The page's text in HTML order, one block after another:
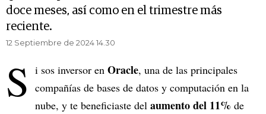
doce meses, así como en el trimestre más
reciente.
12 Septiembre de 2024 14.30
S i sos inversor en Oracle, una de las principales
compañías de bases de datos y computación en la
nube, y te beneficiaste del aumento del 11% de